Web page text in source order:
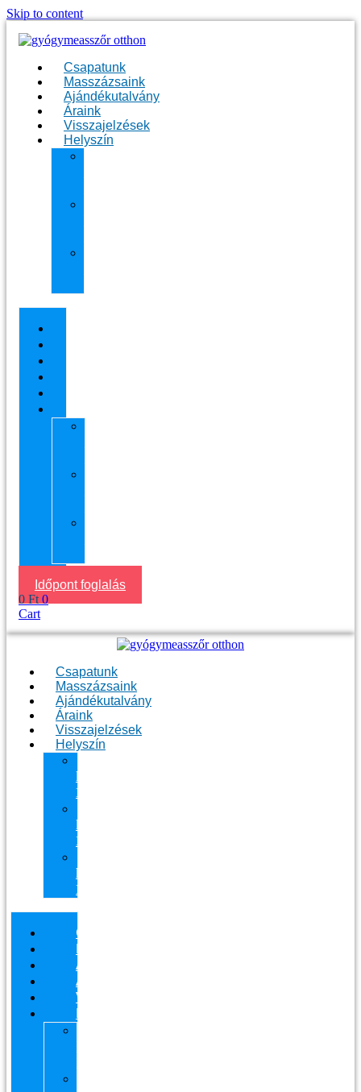
Skip to content
Csapatunk
Masszázsaink
Ajándékutalvány
Áraink
Visszajelzések
Helyszín
Időpont foglalás
0 Ft 0
Cart
Csapatunk
Masszázsaink
Ajándékutalvány
Áraink
Visszajelzések
Helyszín
kerület
Masszázs
kerület
Masszázs
házhoz
Budapesten
Csapatunk
Masszázsaink
Ajándékutalvány
Áraink
Visszajelzések
Helyszín